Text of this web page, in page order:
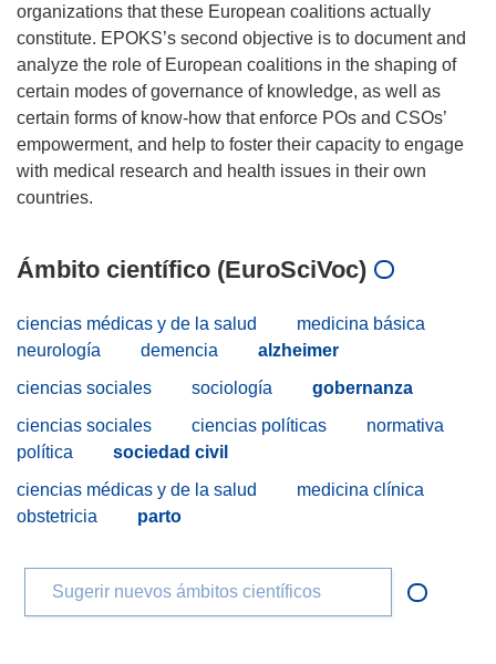
organizations that these European coalitions actually
constitute. EPOKS’s second objective is to document and
analyze the role of European coalitions in the shaping of
certain modes of governance of knowledge, as well as
certain forms of know-how that enforce POs and CSOs’
empowerment, and help to foster their capacity to engage
with medical research and health issues in their own
Ámbito científico (EuroSciVoc)
ciencias médicas y de la salud
medicina básica
neurología
demencia
alzheimer
ciencias sociales
sociología
gobernanza
ciencias sociales
ciencias políticas
normativa
política
sociedad civil
ciencias médicas y de la salud
medicina clínica
obstetricia
parto
Sugerir nuevos ámbitos científicos